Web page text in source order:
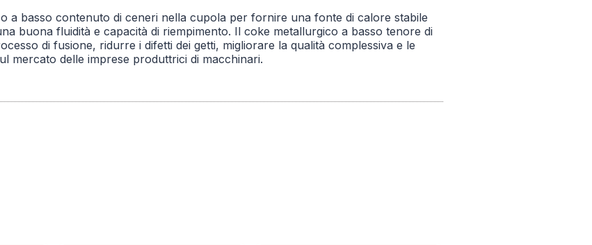
a basso contenuto di ceneri nella cupola per fornire una fonte di calore stabile
buona fluidità e capacità di riempimento. Il coke metallurgico a basso tenore di
di fusione, ridurre i difetti dei getti, migliorare la qualità complessiva e le
mercato delle imprese produttrici di macchinari.